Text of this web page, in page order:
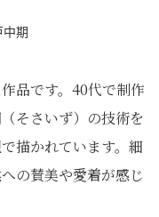
中期
品です。40代で制作
そさいず）の技術を
描かれています。細
の賛美や愛着が感じ